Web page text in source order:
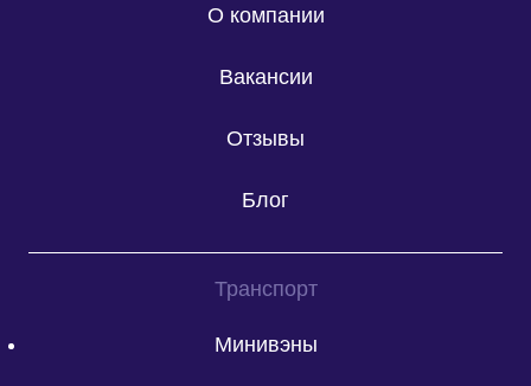
О компании
Вакансии
Отзывы
Блог
Транспорт
Минивэны